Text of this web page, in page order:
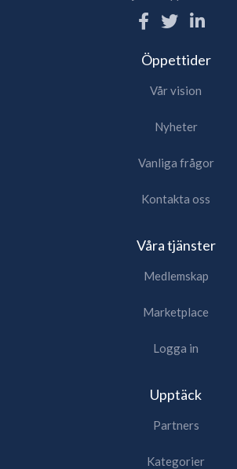
Öppettider
Vår vision
Nyheter
Vanliga frågor
Kontakta oss
Våra tjänster
Medlemskap
Marketplace
Logga in
Upptäck
Partners
Kategorier